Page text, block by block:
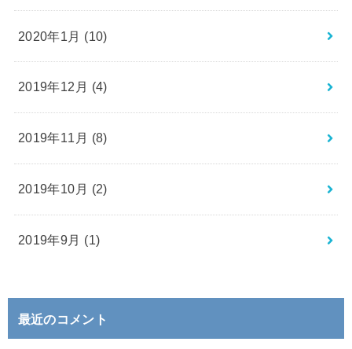
2020年1月 (10)
2019年12月 (4)
2019年11月 (8)
2019年10月 (2)
2019年9月 (1)
最近のコメント